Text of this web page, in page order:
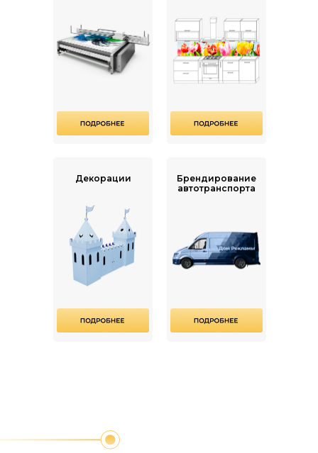
Декорации
Брендирование
автотранспорта